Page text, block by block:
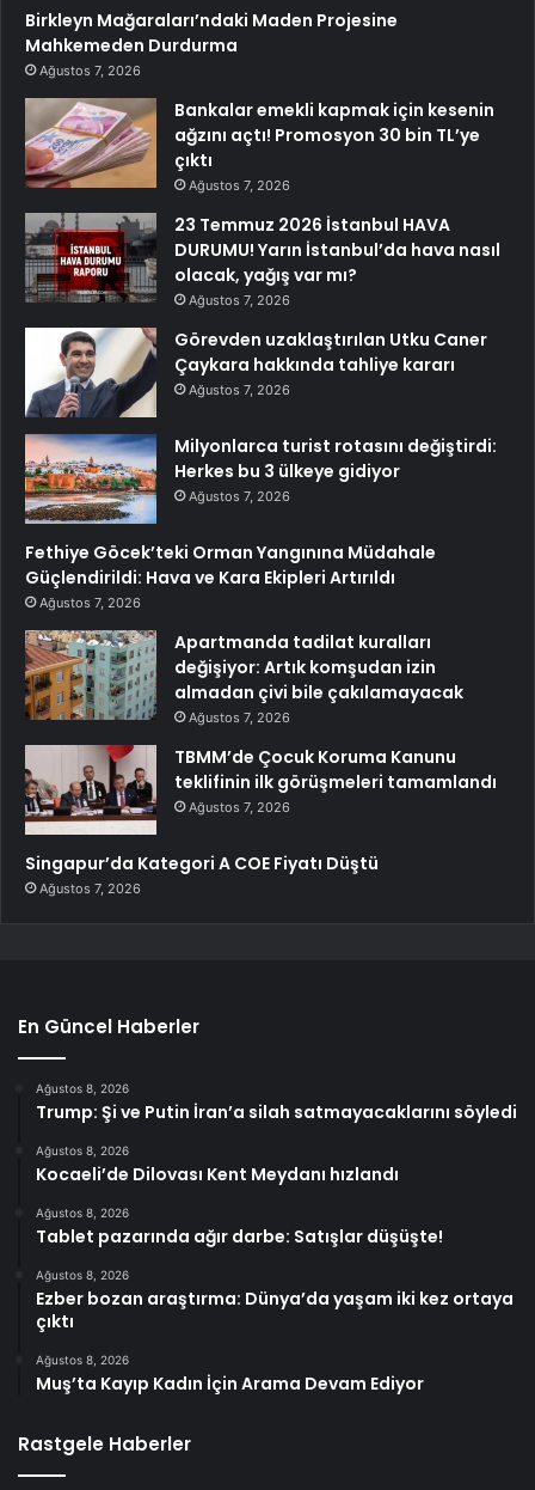
Birkleyn Mağaraları’ndaki Maden Projesine
Mahkemeden Durdurma
Ağustos 7, 2026
Bankalar emekli kapmak için kesenin
ağzını açtı! Promosyon 30 bin TL’ye
çıktı
Ağustos 7, 2026
23 Temmuz 2026 İstanbul HAVA
DURUMU! Yarın İstanbul’da hava nasıl
olacak, yağış var mı?
Ağustos 7, 2026
Görevden uzaklaştırılan Utku Caner
Çaykara hakkında tahliye kararı
Ağustos 7, 2026
Milyonlarca turist rotasını değiştirdi:
Herkes bu 3 ülkeye gidiyor
Ağustos 7, 2026
Fethiye Göcek’teki Orman Yangınına Müdahale
Güçlendirildi: Hava ve Kara Ekipleri Artırıldı
Ağustos 7, 2026
Apartmanda tadilat kuralları
değişiyor: Artık komşudan izin
almadan çivi bile çakılamayacak
Ağustos 7, 2026
TBMM’de Çocuk Koruma Kanunu
teklifinin ilk görüşmeleri tamamlandı
Ağustos 7, 2026
Singapur’da Kategori A COE Fiyatı Düştü
Ağustos 7, 2026
En Güncel Haberler
Ağustos 8, 2026
Trump: Şi ve Putin İran’a silah satmayacaklarını söyledi
Ağustos 8, 2026
Kocaeli’de Dilovası Kent Meydanı hızlandı
Ağustos 8, 2026
Tablet pazarında ağır darbe: Satışlar düşüşte!
Ağustos 8, 2026
Ezber bozan araştırma: Dünya’da yaşam iki kez ortaya
çıktı
Ağustos 8, 2026
Muş’ta Kayıp Kadın İçin Arama Devam Ediyor
Rastgele Haberler